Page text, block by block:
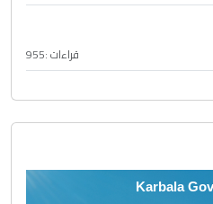
قراءات :955
Karbala